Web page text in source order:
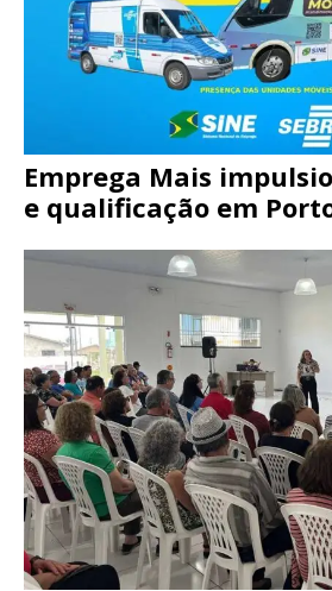
Emprega Mais
e qualificação em